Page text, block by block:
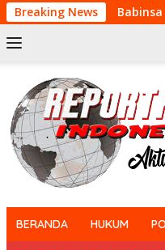
Breaking News
Babinsa dan Persit
BERANDA HUKUM